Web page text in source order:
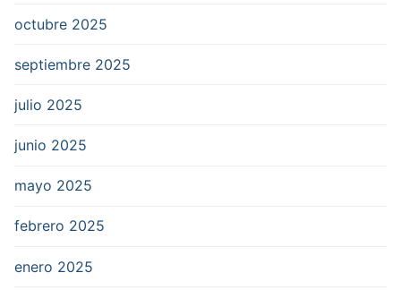
octubre 2025
septiembre 2025
julio 2025
junio 2025
mayo 2025
febrero 2025
enero 2025